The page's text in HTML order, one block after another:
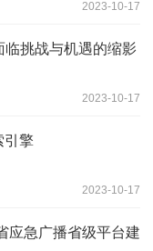
2023-10-17
临挑战与机遇的缩影
2023-10-17
引擎
2023-10-17
应急广播省级平台建